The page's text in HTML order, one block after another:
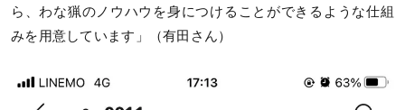
ら、わな猟のノウハウを身につけることができるような仕組
みを用意しています」（有田さん）